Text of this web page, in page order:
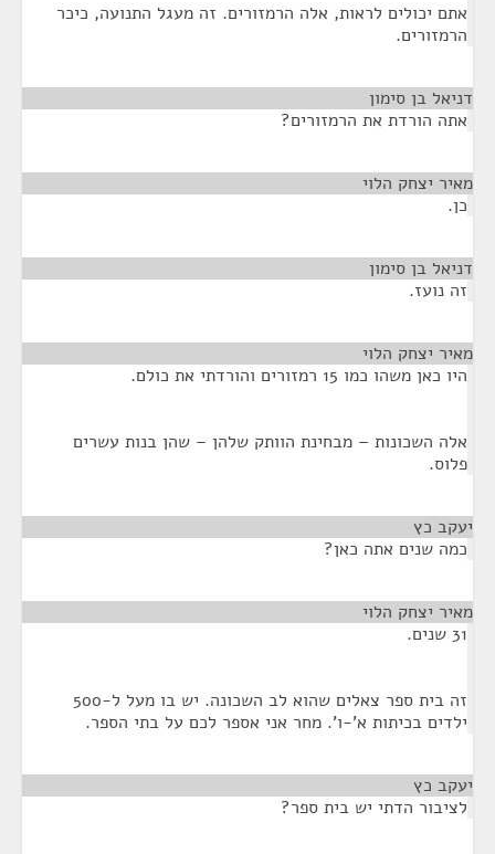
אתם יכולים לראות, אלה הרמזורים. זה מעגל התנועה, כיכר
הרמזורים.
דניאל בן סימון
אתה הורדת את הרמזורים?
מאיר יצחק הלוי
כן.
דניאל בן סימון
זה נועז.
מאיר יצחק הלוי
היו כאן משהו כמו 15 רמזורים והורדתי את כולם.
אלה השכונות – מבחינת הוותק שלהן – שהן בנות עשרים
פלוס.
יעקב כץ
כמה שנים אתה כאן?
מאיר יצחק הלוי
31 שנים.
זה בית ספר צאלים שהוא לב השכונה. יש בו מעל ל-500
ילדים בכיתות א'-ו'. מחר אני אספר לכם על בתי הספר.
יעקב כץ
לציבור הדתי יש בית ספר?